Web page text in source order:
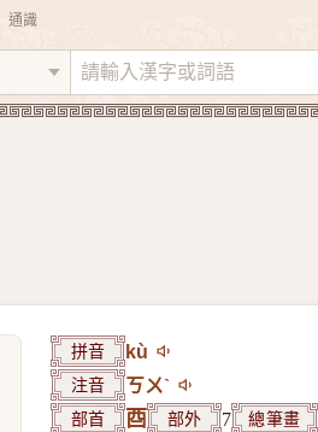
通識
拼音 kù
注音 ㄎㄨˋ
部首 酉 部外 7 總筆畫